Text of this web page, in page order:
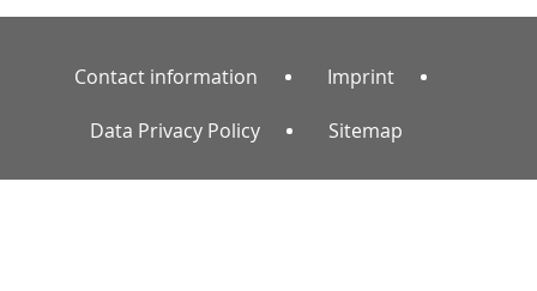
Contact information Imprint
Data Privacy Policy Sitemap